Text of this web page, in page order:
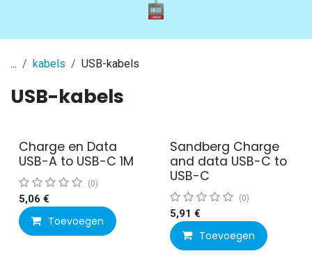
... kabels USB-kabels
USB-kabels
Charge en Data
USB-A to USB-C 1M
(0)
5,06 €
Toevoegen
Sandberg Charge
and data USB-C to
USB-C
(0)
5,91 €
Toevoegen